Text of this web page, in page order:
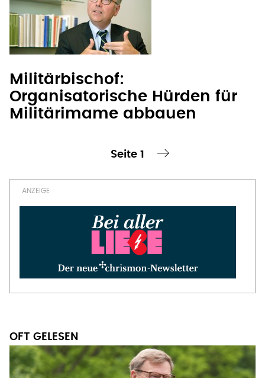
Militärbischof:
Organisatorische Hürden für
Militärimame abbauen
Seite 1
nächste Seite ›
OFT GELESEN